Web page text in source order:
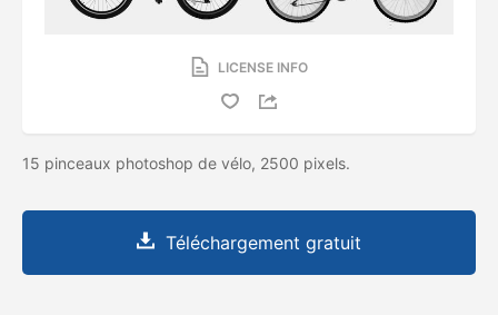
LICENSE INFO
15 pinceaux photoshop de vélo, 2500 pixels.
Téléchargement gratuit